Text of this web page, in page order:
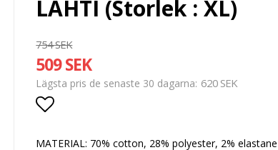
LAHTI (Storlek : XL)
754 SEK
509 SEK
Lägsta pris de senaste 30 dagarna 620 SEK
MATERIAL: 70% cotton, 28% polyester, 2% elastane